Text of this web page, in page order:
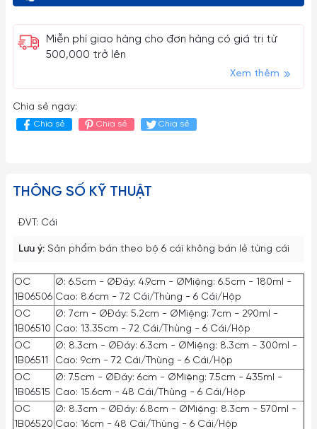
Miễn phí giao hàng cho đơn hàng có giá trị từ
500,000 trở lên
Xem thêm
Chia sẻ ngay:
Chia sẻ Chia sẻ Chia sẻ
THÔNG SỐ KỸ THUẬT
ĐVT: Cái
Lưu ý: Sản phẩm bán theo bộ 6 cái không bán lẻ từng cái
OC
1B06506
Ø: 6.5cm - ØĐáy: 4.9cm - ØMiệng: 6.5cm - 180ml -
Cao: 8.6cm - 72 Cái/Thùng - 6 Cái/Hộp
OC
1B06510
Ø: 7cm - ØĐáy: 5.2cm - ØMiệng: 7cm - 290ml -
Cao: 13.35cm - 72 Cái/Thùng - 6 Cái/Hộp
OC
1B06511
Ø: 8.3cm - ØĐáy: 6.3cm - ØMiệng: 8.3cm - 300ml -
Cao: 9cm - 72 Cái/Thùng - 6 Cái/Hộp
OC
1B06515
Ø: 7.5cm - ØĐáy: 6cm - ØMiệng: 7.5cm - 435ml -
Cao: 15.6cm - 48 Cái/Thùng - 6 Cái/Hộp
OC
1B06520
Ø: 8.3cm - ØĐáy: 6.8cm - ØMiệng: 8.3cm - 570ml -
Cao: 16cm - 48 Cái/Thùng - 6 Cái/Hộp